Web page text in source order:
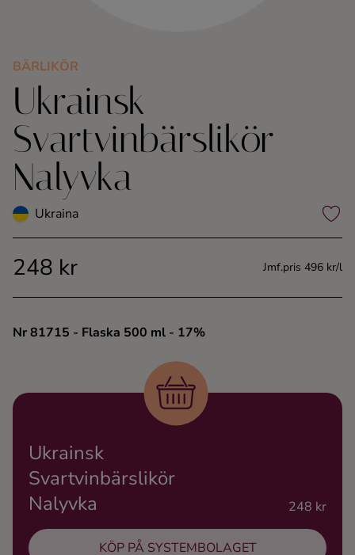
Konjak
Likör
Rom
Shots
Tequila
Whisky
BÄRLIKÖR
Ukrainsk
Svartvinbärslikör
Nalyvka
Ukraina
248 kr Jmf.pris 496 kr/l
Nr 81715 - Flaska 500 ml - 17%
Ukrainsk
Svartvinbärslikör
Nalyvka
248 kr
KÖP PÅ SYSTEMBOLAGET